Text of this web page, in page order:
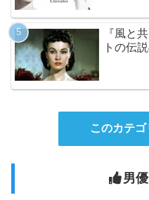
『風と
トの伝
このカテ
男